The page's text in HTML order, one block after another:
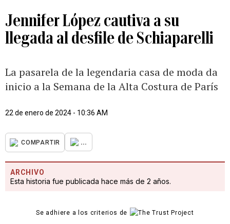
Jennifer López cautiva a su
llegada al desfile de Schiaparelli
La pasarela de la legendaria casa de moda da
inicio a la Semana de la Alta Costura de París
22 de enero de 2024 - 10:36 AM
COMPARTIR ...
ARCHIVO
Esta historia fue publicada hace más de 2 años.
Se adhiere a los criterios de